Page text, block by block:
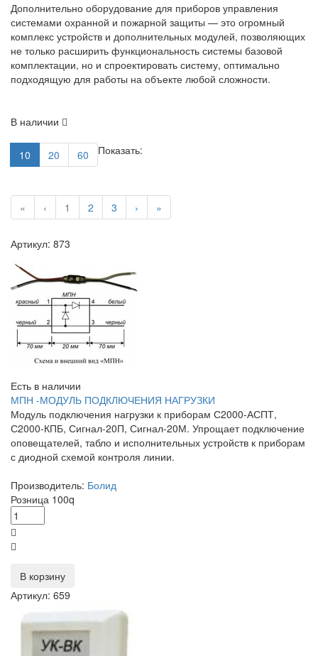
Дополнительно оборудование для приборов управления
системами охранной и пожарной защиты — это огромный
комплекс устройств и дополнительных модулей, позволяющих
не только расширить функциональность системы базовой
комплектации, но и спроектировать систему, оптимально
подходящую для работы на объекте любой сложности.
В наличии
Показать:
10 20 60
« ‹ 1 2 3 › »
Артикул: 873
Есть в наличии
МПН -МОДУЛЬ ПОДКЛЮЧЕНИЯ НАГРУЗКИ
Модуль подключения нагрузки к приборам С2000-АСПТ,
С2000-КПБ, Сигнал-20П, Сигнал-20М. Упрощает подключение
оповещателей, табло и исполнительных устройств к приборам
с диодной схемой контроля линии.
Производитель: Болид
Розница 100q
В корзину
Артикул: 659